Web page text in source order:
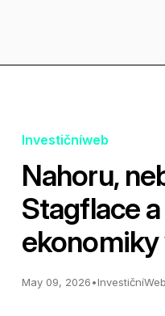
Investičníweb
Nahoru,
Stagflace
ekonomiky
May 09, 2026•